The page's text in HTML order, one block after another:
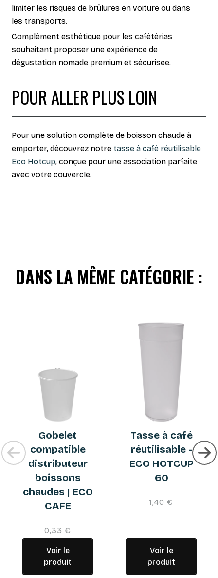
limiter les risques de brûlures en voiture ou dans
les transports.
Complément esthétique pour les cafétérias
souhaitant proposer une expérience de
dégustation nomade premium et sécurisée.
POUR ALLER PLUS LOIN
Pour une solution complète de boisson chaude à
emporter, découvrez notre tasse à café réutilisable
Eco Hotcup, conçue pour une association parfaite
avec votre couvercle.
DANS LA MÊME CATÉGORIE :
Gobelet
compatible
distributeur
boissons
chaudes | ECO
CAFE
0,33 €
Voir le
produit
Tasse à café
réutilisable -
ECO HOTCUP
60
1,40 €
Voir le
produit